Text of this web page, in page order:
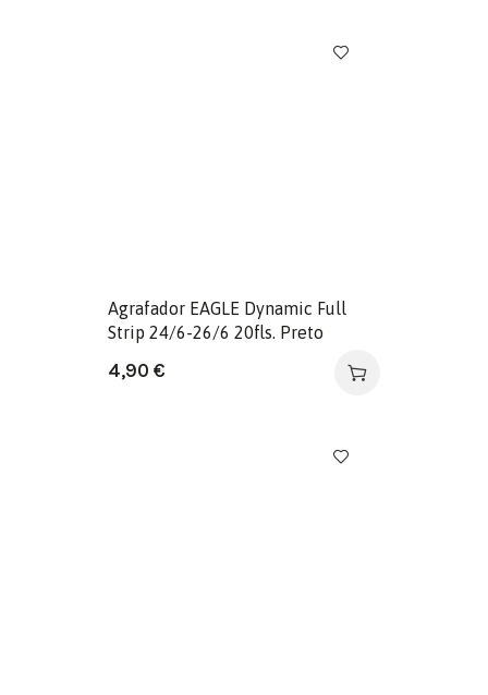
Agrafador EAGLE Dynamic Full
Strip 24/6-26/6 20fls. Preto
4,90 €